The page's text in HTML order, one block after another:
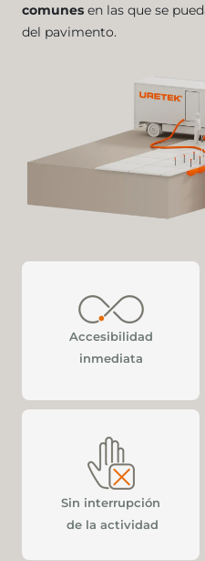
comunes en las que se
del pavimento.
Accesibilidad
inmediata
Sin interrupción
de la actividad